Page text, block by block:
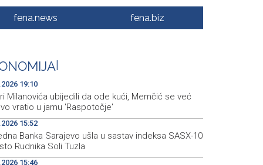
Fire breaks out across more than 40 hectares in
firefighters and Air Tractors on the ground
fena.news fena.biz
19:10
Milanovića ubijedili da ode kući, Memčić se već
vratio u jamu 'Raspotočje'
15:52
Banka Sarajevo ušla u sastav indeksa SASX-10
Rudnika Soli Tuzla
15:46